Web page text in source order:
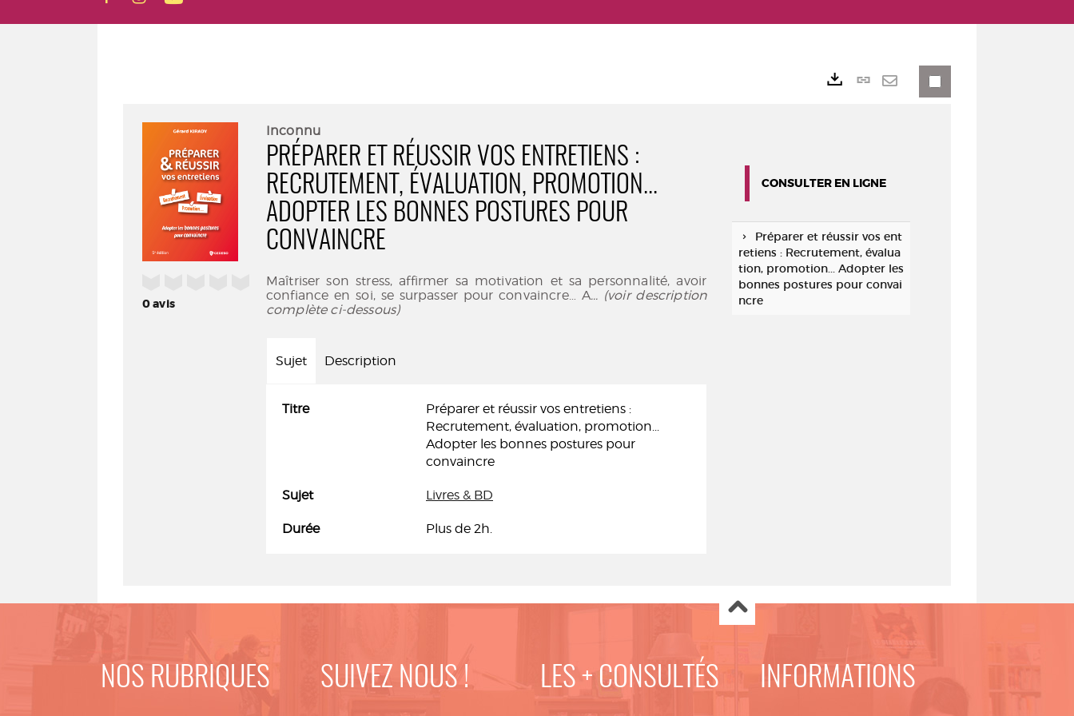
0avis
Inconnu
PRÉPARER ET RÉUSSIR VOS ENTRETIENS :
RECRUTEMENT, ÉVALUATION, PROMOTION...
ADOPTER LES BONNES POSTURES POUR
CONVAINCRE
Maîtriser son stress, affirmer sa motivation et sa personnalité, avoir
confiance en soi, se surpasser pour convaincre… A... (voir description
complète ci-dessous)
Sujet Description
Titre
Préparer et réussir vos entretiens :
Recrutement, évaluation, promotion...
Adopter les bonnes postures pour
convaincre
Sujet Livres & BD
Durée Plus de 2h.
Lien
CONSULTER EN LIGNE
Préparer et réussir vos ent
retiens : Recrutement, évalua
tion, promotion... Adopter les
bonnes postures pour convai
ncre
NOS RUBRIQUES SUIVEZ NOUS ! LES + CONSULTÉS INFORMATIONS